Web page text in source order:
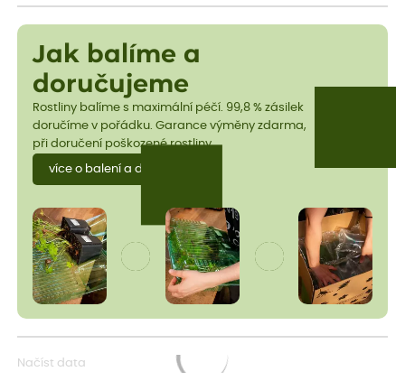
Jak balíme a
doručujeme
Rostliny balíme s maximální péčí. 99,8 % zásilek
doručíme v pořádku. Garance výměny zdarma,
při doručení poškozené rostliny.
více o balení a dopravě
Načíst data